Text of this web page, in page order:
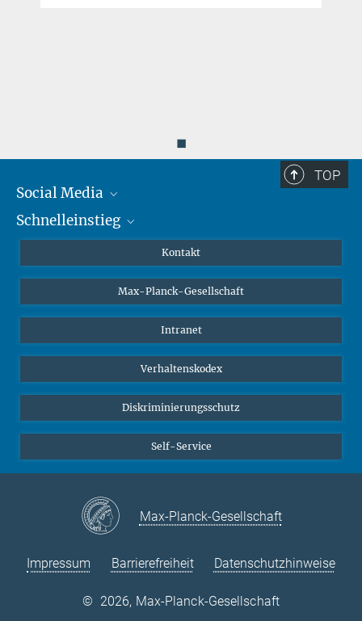
◼
TOP
Social Media
Mastodon
Schnelleinstieg
Studierende
Schüler*innen
Öffentlichkeit
Alumnae | Alumni
Kontakt
Max-Planck-Gesellschaft
Intranet
Verhaltenskodex
Diskriminierungsschutz
Self-Service
Max-Planck-Gesellschaft
Impressum Barrierefreiheit Datenschutzhinweise
© 2026, Max-Planck-Gesellschaft